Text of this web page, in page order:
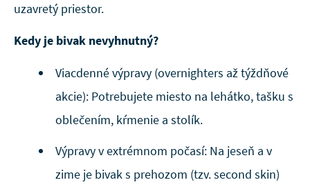
uzavretý priestor.
Kedy je bivak nevyhnutný?
Viacdenné výpravy (overnighters až týždňové
akcie): Potrebujete miesto na lehátko, tašku s
oblečením, kŕmenie a stolík.
Výpravy v extrémnom počasí: Na jeseň a v
zime je bivak s prehozom (tzv. second skin)